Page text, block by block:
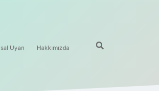
Uyarı Hakkımızda